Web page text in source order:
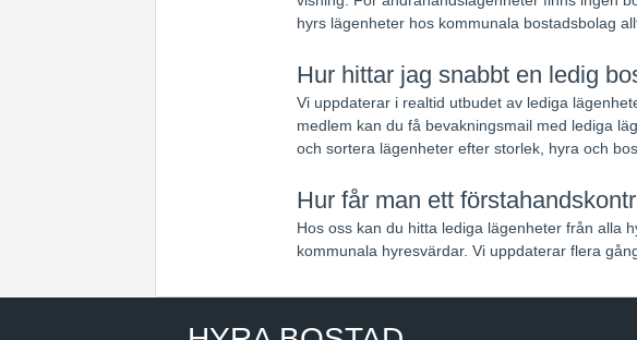
hyrs lägenheter hos kommunala bostadsbolag
Hur hittar jag snabbt en ledig
Vi uppdaterar i realtid utbudet av lediga
medlem kan du få bevakningsmail med lediga
och sortera lägenheter efter storlek, hyra och
Hur får man ett
Hos oss kan du hitta lediga lägenheter från alla
kommunala hyresvärdar. Vi uppdaterar flera